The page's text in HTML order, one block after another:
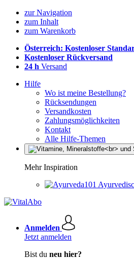
zur Navigation
zum Inhalt
zum Warenkorb
Österreich: Kostenloser
Kostenloser Rückversand
24 h Versand
Hilfe
Wo ist meine Bestellung?
Rücksendungen
Versandkosten
Zahlungsmöglichkeiten
Kontakt
Alle Hilfe-Themen
Mehr Inspiration
Anmelden
Jetzt anmelden
Bist du neu hier?